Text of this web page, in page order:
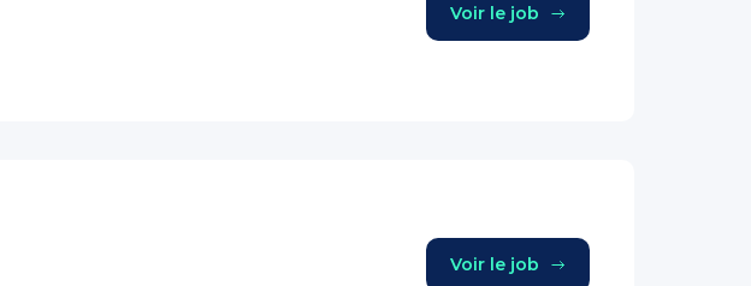
Voir le job
Voir le job